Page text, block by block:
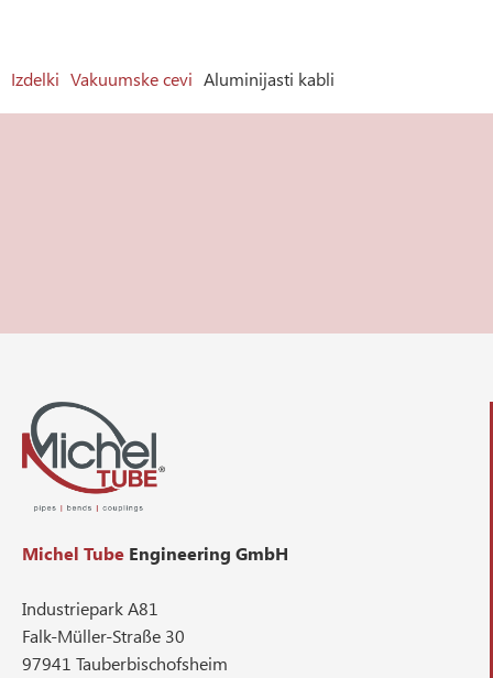
Izdelki Vakuumske cevi Aluminijasti kabli
Michel Tube Engineering GmbH
Industriepark A81
Falk-Müller-Straße 30
97941 Tauberbischofsheim